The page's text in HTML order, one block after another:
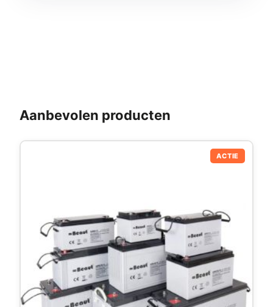
Aanbevolen producten
ACTIE